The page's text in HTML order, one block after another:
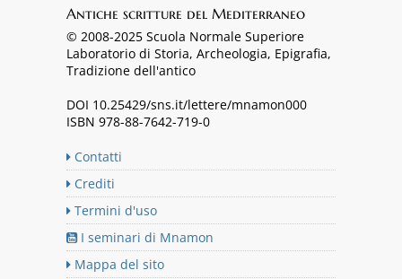
Antiche scritture del Mediterraneo
© 2008-2025 Scuola Normale Superiore
Laboratorio di Storia, Archeologia, Epigrafia,
Tradizione dell'antico
DOI 10.25429/sns.it/lettere/mnamon000
ISBN 978-88-7642-719-0
Contatti
Crediti
Termini d'uso
I seminari di Mnamon
Mappa del sito